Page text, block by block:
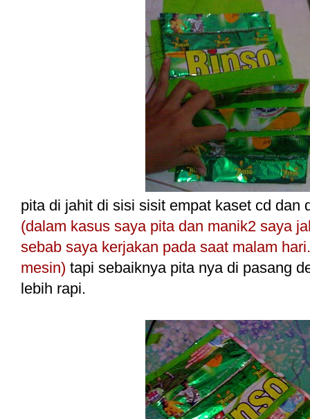
pita di jahit di sisi sisit empat kaset cd dan
(dalam kasus saya pita dan manik2 saya
sebab saya kerjakan pada saat malam
mesin) tapi sebaiknya pita nya di pasang
lebih rapi.